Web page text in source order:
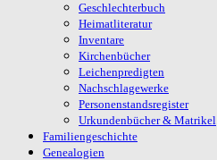
Geschlechterbuch
Heimatliteratur
Inventare
Kirchenbücher
Leichenpredigten
Nachschlagewerke
Personenstandsregister
Urkundenbücher & Matrikel
Familiengeschichte
Genealogien